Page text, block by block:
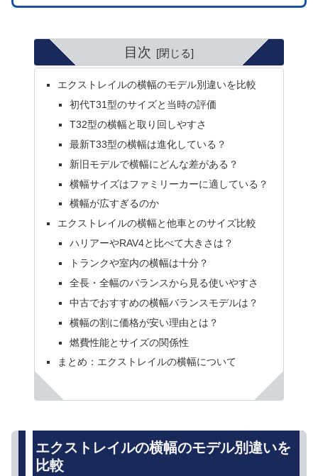
目次
エクストレイルの横幅のモデル別違いを比較
初代T31型のサイズと当時の評価
T32型の横幅と取り回しやすさ
最新T33型の横幅は進化している？
新旧モデルで横幅にどんな差がある？
横幅サイズはファミリーカーに適している？
横幅が広すぎるのか
エクストレイルの横幅と他車とのサイズ比較
ハリアーやRAV4と比べて大きさは？
トランクや室内の横幅は十分？
全長・全幅のバランスから見る使いやすさ
中古でおすすめの横幅バランスモデルは？
横幅の割に価格が安い理由とは？
燃費性能とサイズの関係性
まとめ：エクストレイルの横幅について
エクストレイルの横幅のモデル別違いを
比較